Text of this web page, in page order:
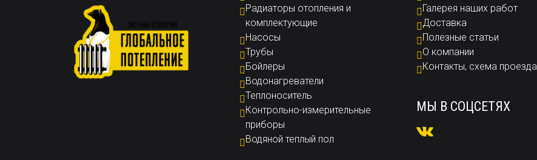
Радиаторы отопления и
комплектующие
Насосы
Трубы
Бойлеры
Водонагреватели
Теплоноситель
Контрольно-измерительные
приборы
Водяной теплый пол
Галерея наших работ
Доставка
Полезные статьи
О компании
Контакты, схема проезда
МЫ В СОЦСЕТЯХ